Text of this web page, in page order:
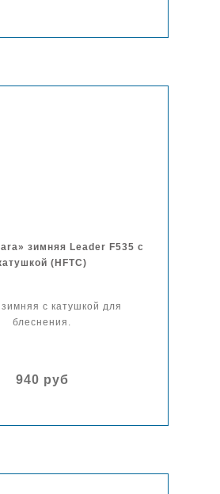
зимняя Leader F535 с
(HFTC)
с катушкой для
блеснения.
940 руб